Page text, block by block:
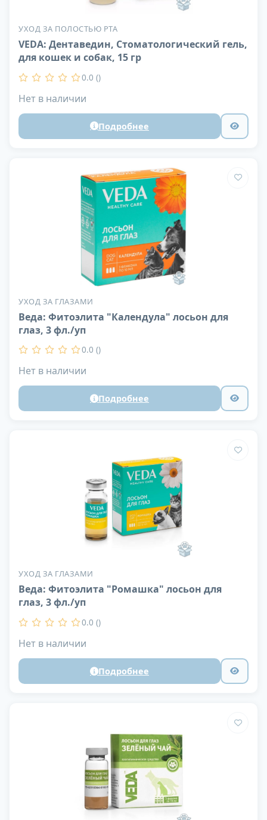
УХОД ЗА ПОЛОСТЬЮ РТА
VEDA: Дентаведин, Стоматологический гель,
для кошек и собак, 15 гр
0.0 ()
Нет в наличии
Подробнее
УХОД ЗА ГЛАЗАМИ
Веда: Фитоэлита "Календула" лосьон для
глаз, 3 фл./уп
0.0 ()
Нет в наличии
Подробнее
УХОД ЗА ГЛАЗАМИ
Веда: Фитоэлита "Ромашка" лосьон для
глаз, 3 фл./уп
0.0 ()
Нет в наличии
Подробнее